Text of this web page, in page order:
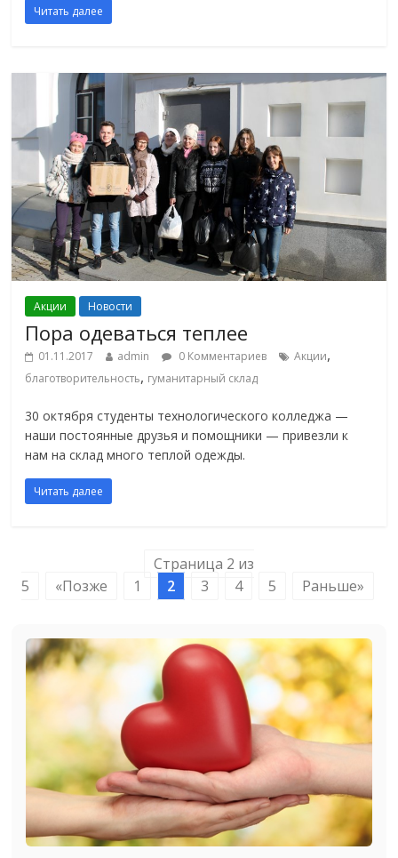
Читать далее
Акции Новости
Пора одеваться теплее
01.11.2017 admin 0 Комментариев Акции,
благотворительность, гуманитарный склад
30 октября студенты технологического колледжа —
наши постоянные друзья и помощники — привезли к
нам на склад много теплой одежды.
Читать далее
Страница 2 из
5
«Позже 1 2 3 4 5 Раньше»